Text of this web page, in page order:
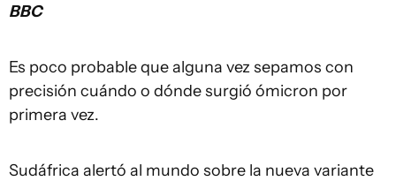
BBC
Es poco probable que alguna vez sepamos con
precisión cuándo o dónde surgió ómicron por
primera vez.
Sudáfrica alertó al mundo sobre la nueva variante